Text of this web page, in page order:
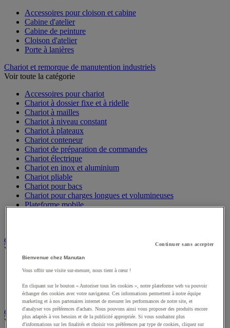
Accessoires pour cloison et cabine
Cabine d'atelier
Cabine de peinture
Cloison d'atelier
Porte à lanières
Chariot et remorque de manutention industriels
Voir toute la catégorie
Accessoires pour chariot
Chariot à dossier fixe et à ridelle
Chariot à mailles
Chariot à niveau constant
Chariot à plateaux
Chariot conteneur
Chariot de préparation de commandes
Chariot électrique
Chariot en inox et aluminium
Chariot pliable
Chariot pour bacs
Chariot pour charges longues et volumineuses
Plateforme mobile
Chauffage, rafraîchisseur et déshumidificateur
Voir toute la catégorie
Chauffage au fuel
Chauffage électrique
Rafraîchisseur et déshumidificateur
Convoyeur
Voir toute la catégorie
Continuer sans accepter
Bienvenue chez Manutan
Vous offrir une visite sur-mesure, nous tient à cœur !
En cliquant sur le bouton « Autoriser tous les cookies », notre plateforme web va pouvoir
échanger des cookies avec votre navigateur. Ces informations permettent à notre équipe
marketing et à nos partenaires internet de mesurer les performances de notre site, et
d'analyser vos préférences d'achats. Nous pouvons ainsi vous proposer des produits encore
plus adaptés à vos besoins et de la publicité appropriée. Si vous souhaitez plus
d'informations sur les finalités et choisir vos préférences par type de cookies, cliquez sur